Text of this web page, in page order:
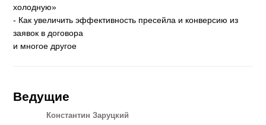
холодную»
- Как увеличить эффективность пресейла и конверсию из
заявок в договора
и многое другое
Ведущие
Константин Заруцкий